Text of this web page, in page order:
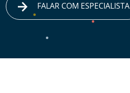
FALAR COM ESPECIALISTA